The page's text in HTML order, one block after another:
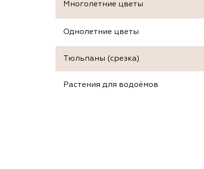
Многолетние цветы
Однолетние цветы
Тюльпаны (срезка)
Растения для водоёмов